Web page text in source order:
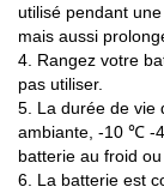
utilisé pendant
mais aussi
4. Rangez votre
pas utiliser.
5. La durée de vie
ambiante, -10 ℃ -
batterie au froid
6. La batterie est